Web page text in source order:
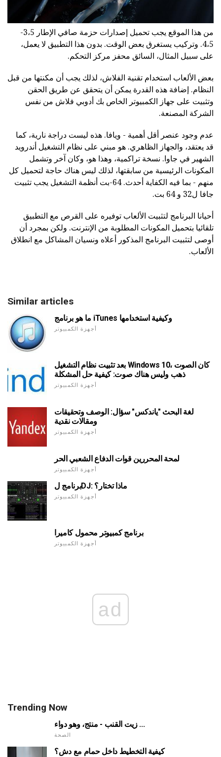
من هذا الموقع يجب تحميل إصدارات حزمة صافي الإطار 3،5-
4،5. وتركيب يستغرق بعض الوقت. بدون هذا التطبيق لا يعمل،
على سبيل المثال، السائق محفز مركز التحكم.
بعض الألعاب استخدام تقنية الفلاش، لذلك يجب أن مكنتها من قبل
النظام. إضافة هذه القدرة يمكن أن يتحقق عن طريق الحقن
وتثبيت على جهاز الكمبيوتر الخاص بك أدوبي فلاش من نفس
الشركة المصنعة.
عدم وجود عنصر أقل أهمية - ويافا. هذه ليست دراجة نارية، كما
قد يعتقد، والجهاز الظاهري. هو مبني على نظام التشغيل أندرويد
الشهير في جاوا. نسخة تراكمية، وهذا هو، وكان آخر وتشمل
المكونات الرئيسية من سابقتها، لذلك ليس هناك حاجة لتحميل كل
منهم - بما فيه الكفاية أحدث. 64-بت أنظمة التشغيل يجب تثبيت
جافا ل32 و 64 بت.
أحيانا البرنامج لتثبيت الألعاب توفيره على القرص مع التطبيق
تلقائيا بتحميل المكونات المطلوبة من الإنترنت. ولكن بمجرد أن
أوصى لتثبيت البرنامج المذكور أعلاه ونسيان المشاكل مع انطلاق
الألعاب.
Similar articles
ما هو برنامج iTunes وكيفية استخدامها
أجهزة الكمبيوتر
بعد تثبيت نظام التشغيل Windows 10، كان الصوت
ذهب وليس هناك صوت: كيفية حل المشكلة
أجهزة الكمبيوتر
لغة البحث "ياندكس" سؤال: الوصف وتحقيقات
ومقالات نقدية
أجهزة الكمبيوتر
لمحة المحررين قوات الدفاع الشعبي الحر
أجهزة الكمبيوتر
برنامج لDJ: ماذا تختار؟
أجهزة الكمبيوتر
برنامج كمبيوتر محمول كاميرا
أجهزة الكمبيوتر
ad
Trending Now
زيت القنب - منتج، وهو دواء ...
الصحة
كيفية التخطيط داخل حمام مع دش؟